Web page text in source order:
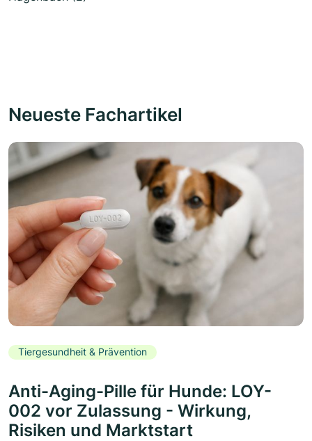
Neueste Fachartikel
Tiergesundheit & Prävention
Anti-Aging-Pille für Hunde: LOY-
002 vor Zulassung - Wirkung,
Risiken und Marktstart